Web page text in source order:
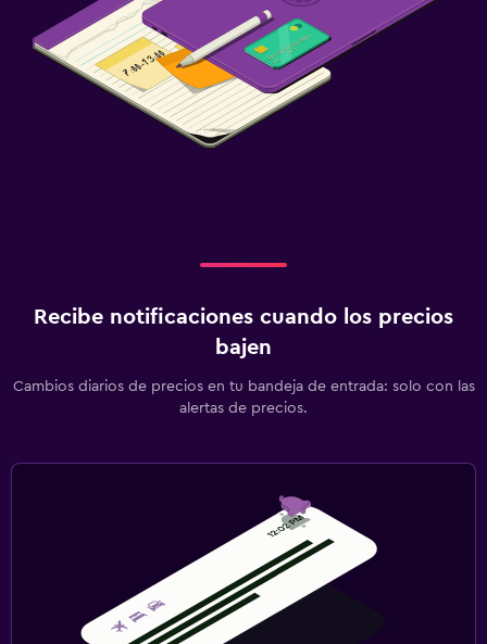
Recibe notificaciones cuando los precios
bajen
Cambios diarios de precios en tu bandeja de entrada: solo con las
alertas de precios.